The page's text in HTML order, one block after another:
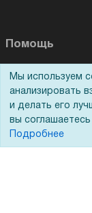
Помощь
Вопрос-ответ
Реквизиты
Гарантии и
Мы используем
анализировать
и делать его
вы
Подробнее